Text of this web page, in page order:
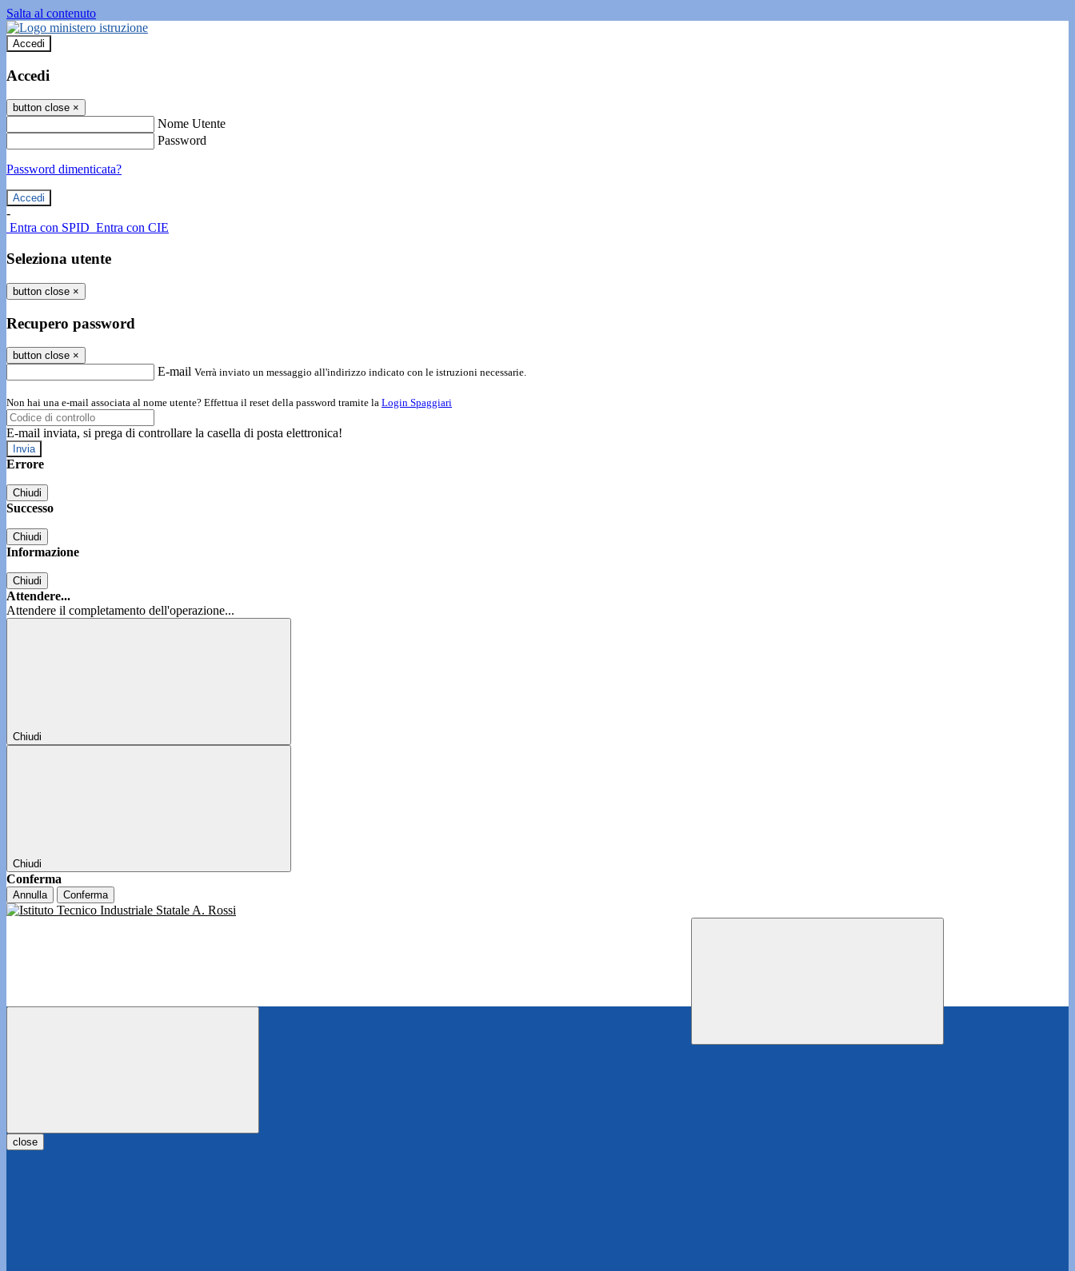
Salta al contenuto
Accedi
Accedi
button close ×
Nome Utente
Password
Password dimenticata?
-
Entra con SPID Entra con CIE
Seleziona utente
button close ×
Recupero password
button close ×
E-mail Verrà inviato un messaggio all'indirizzo indicato con le istruzioni necessarie.
Non hai una e-mail associata al nome utente? Effettua il reset della password tramite la Login Spaggiari
E-mail inviata, si prega di controllare la casella di posta elettronica!
Errore
Chiudi
Successo
Chiudi
Informazione
Chiudi
Attendere...
Attendere il completamento dell'operazione...
Chiudi
Chiudi
Conferma
Annulla Conferma
close